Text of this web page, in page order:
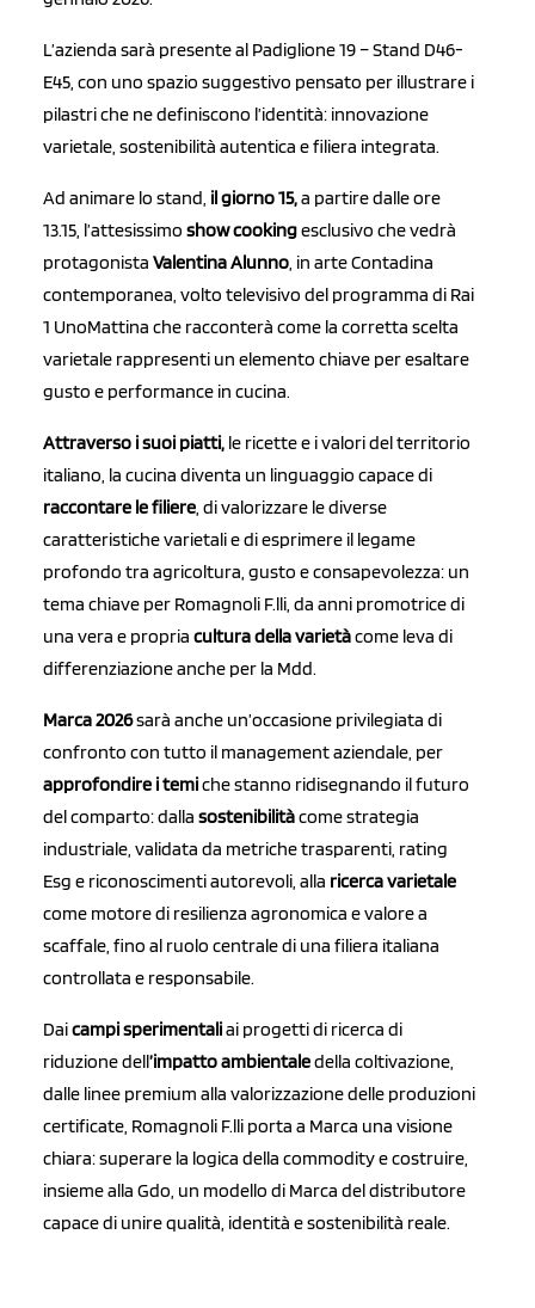
L’azienda sarà presente al Padiglione 19 – Stand D46-
E45, con uno spazio suggestivo pensato per illustrare i
pilastri che ne definiscono l’identità: innovazione
varietale, sostenibilità autentica e filiera integrata.
Ad animare lo stand, il giorno 15,a partire dalle ore
13.15, l’attesissimo show cookingesclusivo che vedrà
protagonista Valentina Alunno, in arte Contadina
contemporanea, volto televisivo del programma di Rai
1 UnoMattina che racconterà come la corretta scelta
varietale rappresenti un elemento chiave per esaltare
gusto e performance in cucina.
Attraverso i suoi piatti, le ricette e i valori del territorio
italiano, la cucina diventa un linguaggio capace di
raccontare le filiere, di valorizzare le diverse
caratteristiche varietali e di esprimere il legame
profondo tra agricoltura, gusto e consapevolezza: un
tema chiave per Romagnoli F.lli, da anni promotrice di
una vera e propria cultura della varietàcome leva di
differenziazione anche per la Mdd.
Marca 2026sarà anche un’occasione privilegiata di
confronto con tutto il management aziendale, per
approfondire i temiche stanno ridisegnando il futuro
del comparto: dalla sostenibilitàcome strategia
industriale, validata da metriche trasparenti, rating
Esg e riconoscimenti autorevoli, alla ricerca varietale
come motore di resilienza agronomica e valore a
scaffale, fino al ruolo centrale di una filiera italiana
controllata e responsabile.
Daicampi sperimentaliai progetti di ricerca di
riduzione dell’impatto ambientaledella coltivazione,
dalle linee premium alla valorizzazione delle produzioni
certificate, Romagnoli F.lli porta a Marca una visione
chiara: superare la logica della commodity e costruire,
insieme alla Gdo, un modello di Marca del distributore
capace di unire qualità, identità e sostenibilità reale.